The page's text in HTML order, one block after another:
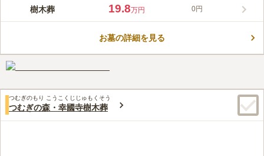
八王子市に位置し、京王高尾線「狭間駅」から徒歩8分の場所に
ある、興福寺の樹木葬です。 春には寺院の入口のしだれ桜が出
れるなど、季節を楽しめる場所として地元の人々にも愛されてい
口コミ評価
樹木葬 19.8万円 0円
お墓の詳細を見る
つむぎのもり こうこくじじゅもくそう
つむぎの森・幸國寺樹木葬